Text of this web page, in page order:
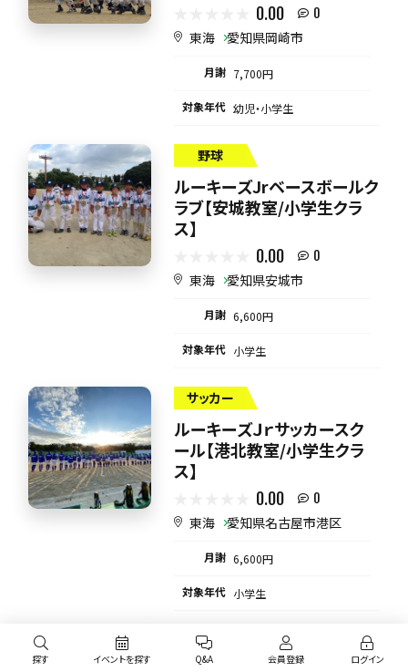
0.00 0
東海 愛知県岡崎市
月謝 7,700円
対象年代 幼児・小学生
野球
ルーキーズJrベースボールク
ラブ【安城教室/小学生クラ
ス】
0.00 0
東海 愛知県安城市
月謝 6,600円
対象年代 小学生
サッカー
ルーキーズＪｒサッカースク
ール【港北教室/小学生クラ
ス】
0.00 0
東海 愛知県名古屋市港区
月謝 6,600円
対象年代 小学生
野球
探す イベントを探す Q&A 会員登録 ログイン